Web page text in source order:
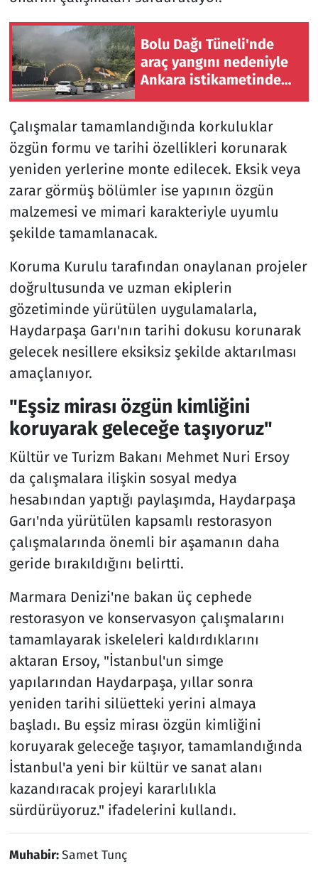
Bolu Dağı Tüneli'nde
araç yangını nedeniyle
Ankara istikametinde
Çalışmalar tamamlandığında korkuluklar
özgün formu ve tarihi özellikleri korunarak
yeniden yerlerine monte edilecek. Eksik veya
zarar görmüş bölümler ise yapının özgün
malzemesi ve mimari karakteriyle uyumlu
şekilde tamamlanacak.
Koruma Kurulu tarafından onaylanan projeler
doğrultusunda ve uzman ekiplerin
gözetiminde yürütülen uygulamalarla,
Haydarpaşa Garı'nın tarihi dokusu korunarak
gelecek nesillere eksiksiz şekilde aktarılması
amaçlanıyor.
"Eşsiz mirası özgün kimliğini
koruyarak geleceğe taşıyoruz"
Kültür ve Turizm Bakanı Mehmet Nuri Ersoy
da çalışmalara ilişkin sosyal medya
hesabından yaptığı paylaşımda, Haydarpaşa
Garı'nda yürütülen kapsamlı restorasyon
çalışmalarında önemli bir aşamanın daha
geride bırakıldığını belirtti.
Marmara Denizi'ne bakan üç cephede
restorasyon ve konservasyon çalışmalarını
tamamlayarak iskeleleri kaldırdıklarını
aktaran Ersoy, "İstanbul'un simge
yapılarından Haydarpaşa, yıllar sonra
yeniden tarihi silüetteki yerini almaya
başladı. Bu eşsiz mirası özgün kimliğini
koruyarak geleceğe taşıyor, tamamlandığında
İstanbul'a yeni bir kültür ve sanat alanı
kazandıracak projeyi kararlılıkla
sürdürüyoruz." ifadelerini kullandı.
Muhabir:Samet Tunç